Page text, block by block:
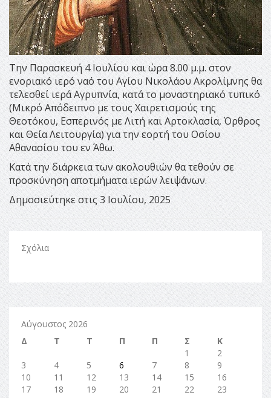
Την Παρασκευή 4 Ιουλίου και ώρα 8.00 μ.μ. στον
ενοριακό ιερό ναό του Αγίου Νικολάου Ακρολίμνης θα
τελεσθεί ιερά Αγρυπνία, κατά το μοναστηριακό τυπικό
(Μικρό Απόδειπνο με τους Χαιρετισμούς της
Θεοτόκου, Εσπερινός με Λιτή και Αρτοκλασία, Όρθρος
και Θεία Λειτουργία) για την εορτή του Οσίου
Αθανασίου του εν Άθω.
Κατά την διάρκεια των ακολουθιών θα τεθούν σε
προσκύνηση αποτμήματα ιερών λειψάνων.
Δημοσιεύτηκε στις 3 Ιουλίου, 2025
Σχόλια
Αύγουστος 2026
Δ
Τ Τ Π Π Σ
Κ
1
2
3
4 5 6 7 8
9
10
11 12 13 14 15
16
17
18 19 20 21 22
23